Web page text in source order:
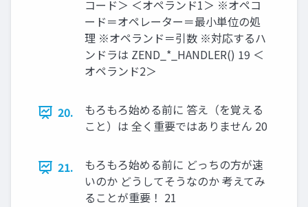
コード＞ ＜オペランド1＞ ※オペコ
ード＝オペレーター＝最小単位の処
理 ※オペランド＝引数 ※対応するハ
ンドラは ZEND_*_HANDLER() 19 ＜
オペランド2＞
20.
もろもろ始める前に 答え（を覚える
こと）は 全く重要ではありません 20
21.
もろもろ始める前に どっちの方が速
いのか どうしてそうなのか 考えてみ
ることが重要！ 21